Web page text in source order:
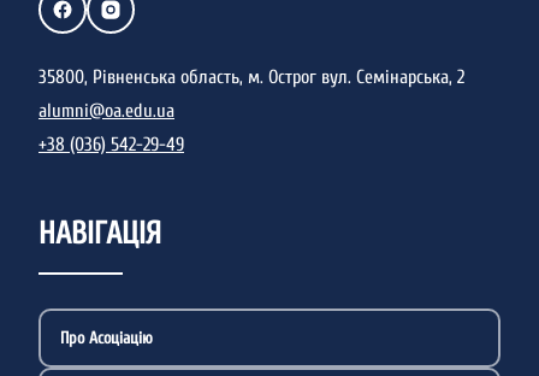
35800, Рівненська область, м. Острог вул. Семінарська, 2
alumni@oa.edu.ua
+38 (036) 542-29-49
НАВІГАЦІЯ
Про Асоціацію